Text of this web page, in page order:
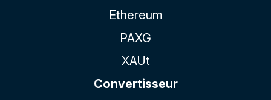
Ethereum
PAXG
XAUt
Convertisseur